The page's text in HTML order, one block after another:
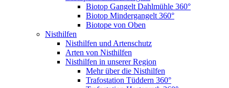
Biotop Gangelt Dahlmühle 360°
Biotop Mindergangelt 360°
Biotope von Oben
Nisthilfen
Nisthilfen und Artenschutz
Arten von Nisthilfen
Nisthilfen in unserer Region
Mehr über die Nisthilfen
Trafostation Tüddern 360°